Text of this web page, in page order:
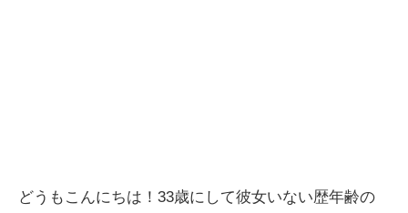
どうもこんにちは！33歳にして彼女いない歴年齢の